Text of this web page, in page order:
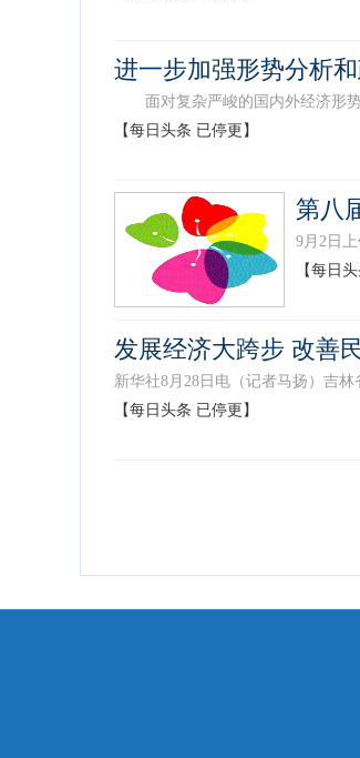
进一步加强形势分析
面对复杂严峻的国内外经济形势
【每日头条 已停更】
第八
9月2日
【每日
发展经济大跨步 改善
新华社8月28日电（记者马扬）吉
【每日头条 已停更】